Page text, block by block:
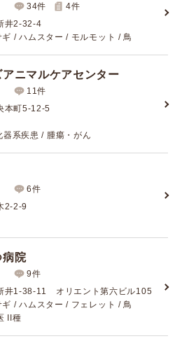
34件 4件
井2-32-4
/ ハムスター / モルモット / 鳥
ニマルケアセンター
11件
本町5-12-5
器系疾患 / 腫瘍・がん
6件
2-2-9
病院
9件
井1-38-11 オリエント第六ビル105
/ ハムスター / フェレット / 鳥
II種